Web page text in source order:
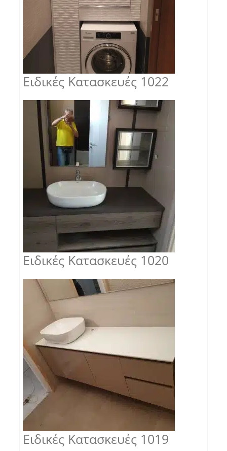
Ειδικές Κατασκευές 1022
Ειδικές Κατασκευές 1020
Ειδικές Κατασκευές 1019